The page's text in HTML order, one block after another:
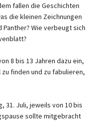
fallen die Geschichten
die kleinen Zeichnungen
Panther? Wie verbeugt sich
8 bis 13 Jahren dazu ein,
zu finden und zu fabulieren,
31. Juli, jeweils von 10 bis
sollte mitgebracht